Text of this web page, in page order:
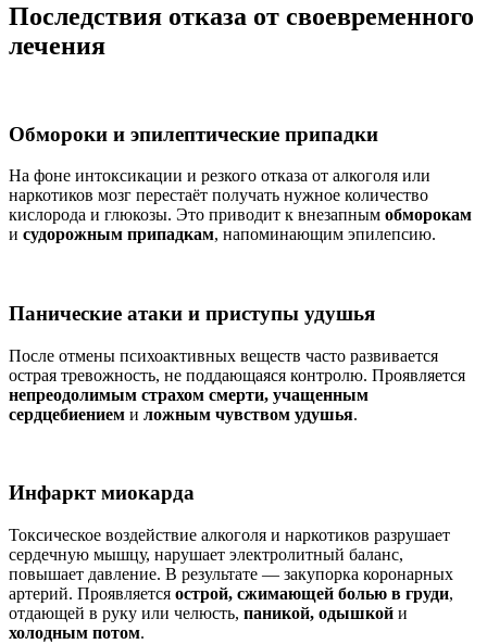
Последствия отказа от своевременного
лечения
Обмороки и эпилептические припадки
На фоне интоксикации и резкого отказа от алкоголя или
наркотиков мозг перестаёт получать нужное количество
кислорода и глюкозы. Это приводит к внезапным обморокам
и судорожным припадкам, напоминающим эпилепсию.
Панические атаки и приступы удушья
После отмены психоактивных веществ часто развивается
острая тревожность, не поддающаяся контролю. Проявляется
непреодолимым страхом смерти, учащенным
сердцебиением и ложным чувством удушья.
Инфаркт миокарда
Токсическое воздействие алкоголя и наркотиков разрушает
сердечную мышцу, нарушает электролитный баланс,
повышает давление. В результате — закупорка коронарных
артерий. Проявляется острой, сжимающей болью в груди,
отдающей в руку или челюсть, паникой, одышкой и
холодным потом.